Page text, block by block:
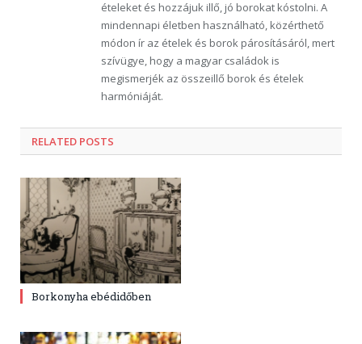
ételeket és hozzájuk illő, jó borokat kóstolni. A
mindennapi életben használható, közérthető
módon ír az ételek és borok párosításáról, mert
szívügye, hogy a magyar családok is
megismerjék az összeillő borok és ételek
harmóniáját.
RELATED POSTS
Borkonyha ebédidőben